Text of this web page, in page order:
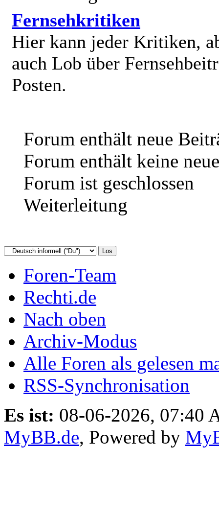
Fernsehkritiken
Hier kann jeder Kritiken,
auch Lob über
Posten.
Forum enthält neue
Forum enthält keine
Forum ist geschlossen
Weiterleitung
Foren-Team
Rechti.de
Nach oben
Archiv-Modus
Alle Foren als gelesen
RSS-Synchronisation
Es ist: 08-06-2026, 07:40
MyBB.de, Powered by